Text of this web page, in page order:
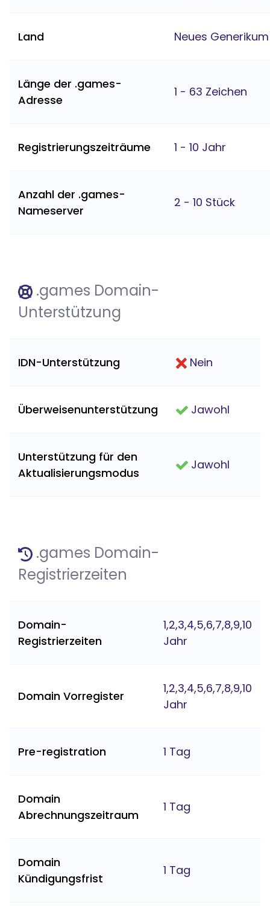
Land Neues Generikum
Länge der .games-
Adresse
1 - 63 Zeichen
Registrierungszeiträume 1 - 10 Jahr
Anzahl der .games-
Nameserver
2 - 10 Stück
.games Domain-
Unterstützung
IDN-Unterstützung Nein
Überweisenunterstützung Jawohl
Unterstützung für den
Aktualisierungsmodus
Jawohl
.games Domain-
Registrierzeiten
Domain-
Registrierzeiten
1,2,3,4,5,6,7,8,9,10
Jahr
Domain Vorregister
1,2,3,4,5,6,7,8,9,10
Jahr
Pre-registration 1 Tag
Domain
Abrechnungszeitraum
1 Tag
Domain
Kündigungsfrist
1 Tag